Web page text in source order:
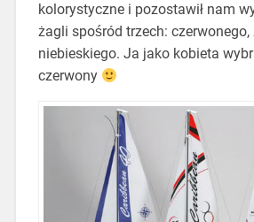
kolorystyczne i pozostawił nam
żagli spośród trzech: czerwonego,
niebieskiego. Ja jako kobieta
czerwony